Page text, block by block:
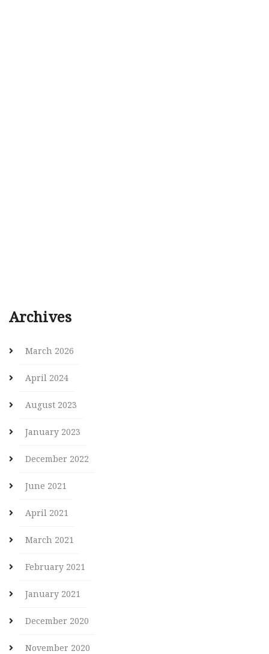
Archives
March 2026
April 2024
August 2023
January 2023
December 2022
June 2021
April 2021
March 2021
February 2021
January 2021
December 2020
November 2020